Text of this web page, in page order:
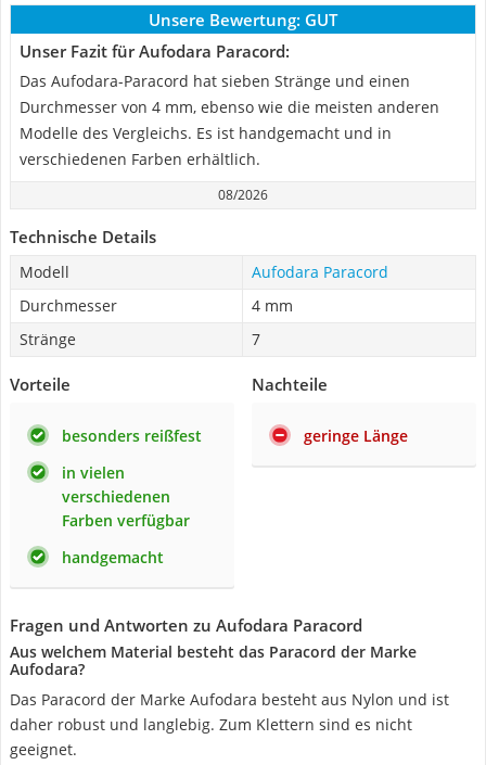
Unsere Bewertung: GUT
Unser Fazit für Aufodara Paracord:
Das Aufodara-Paracord hat sieben Stränge und einen
Durchmesser von 4 mm, ebenso wie die meisten anderen
Modelle des Vergleichs. Es ist handgemacht und in
verschiedenen Farben erhältlich.
08/2026
Technische Details
Modell
Aufodara Paracord
Durchmesser
4 mm
Stränge
7
Vorteile
besonders reißfest
in vielen
verschiedenen
Farben verfügbar
handgemacht
Nachteile
geringe Länge
Fragen und Antworten zu Aufodara Paracord
Aus welchem Material besteht das Paracord der Marke
Aufodara?
Das Paracord der Marke Aufodara besteht aus Nylon und ist
daher robust und langlebig. Zum Klettern sind es nicht
geeignet.